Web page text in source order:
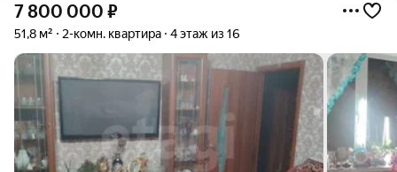
7 800 000 ₽
51,8 м² 2-комн. квартира 4 этаж из 16